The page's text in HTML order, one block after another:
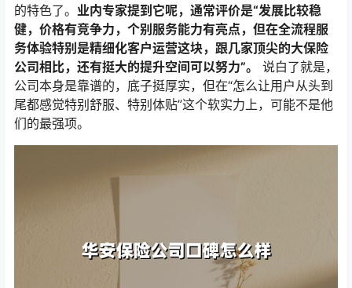
的特色了。 业内专家提到它呢，通常评价是“发展比较稳
健，价格有竞争力，个别服务能力有亮点，但在全流程服
务体验特别是精细化客户运营这块，跟几家顶尖的大保险
公司相比，还有挺大的提升空间可以努力”。
说白了就是，
公司本身是靠谱的，底子挺厚实，但在“怎么让用户从头到
尾都感觉特别舒服、特别体贴”这个软实力上，可能不是他
们的最强项。